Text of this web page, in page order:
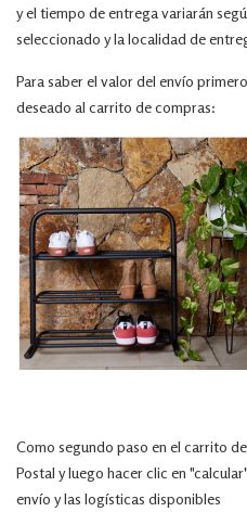
y el tiempo de entrega variarán
seleccionado y la localidad de
Para saber el valor del envío
deseado al carrito de compras:
Como segundo paso en el carrito
Postal y luego hacer clic en
envío y las logísticas disponibles